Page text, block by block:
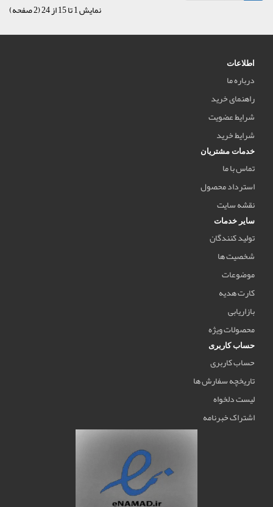
نمایش 1 تا 15 از 24 (2 صفحه)
اطلاعات
درباره ما
راهنمای خرید
شرایط عضویت
شرایط خرید
خدمات مشتریان
تماس با ما
استرداد محصول
نقشه سایت
سایر خدمات
تولید کنندگان
شخصیت ها
موضوعات
کارت هدیه
بازاریابی
محصولات ویژه
حساب کاربری
حساب کاربری
تاریخچه سفارش ها
لیست دلخواه
اشتراک خبرنامه